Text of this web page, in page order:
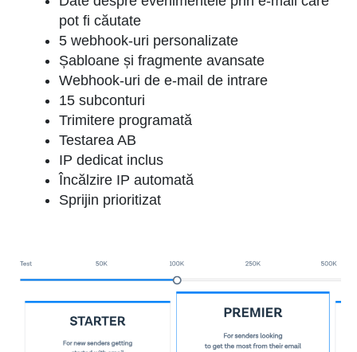
pot fi căutate
5 webhook-uri personalizate
Șabloane și fragmente avansate
Webhook-uri de e-mail de intrare
15 subconturi
Trimitere programată
Testarea AB
IP dedicat inclus
Încălzire IP automată
Sprijin prioritizat